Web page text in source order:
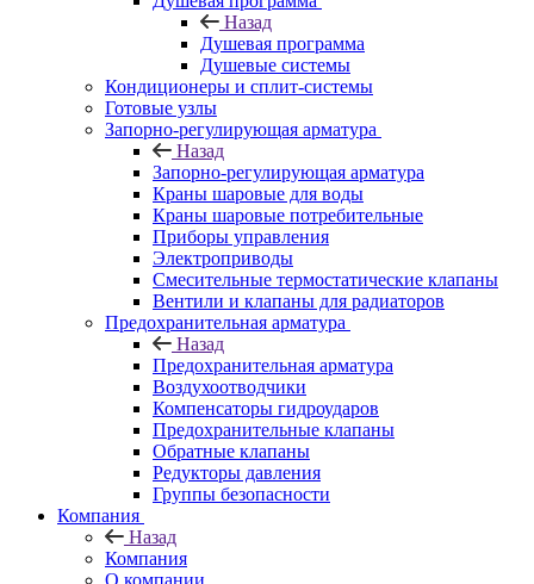
Назад
Душевая программа
Душевые системы
Кондиционеры и сплит-системы
Готовые узлы
Запорно-регулирующая арматура
Назад
Запорно-регулирующая арматура
Краны шаровые для воды
Краны шаровые потребительные
Приборы управления
Электроприводы
Смесительные термостатические клапаны
Вентили и клапаны для радиаторов
Предохранительная арматура
Назад
Предохранительная арматура
Воздухоотводчики
Компенсаторы гидроударов
Предохранительные клапаны
Обратные клапаны
Редукторы давления
Группы безопасности
Компания
Назад
Компания
О компании